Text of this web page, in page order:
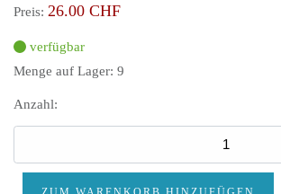
Preis: 26.00 CHF
verfügbar
Menge auf Lager: 9
Anzahl: